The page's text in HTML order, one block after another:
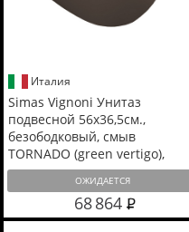
Италия
Simas Vignoni Унитаз
подвесной 56х36,5см.,
безободковый, смыв
TORNADO (green vertigo),
цвет: moka matt
ОЖИДАЕТСЯ
68 864